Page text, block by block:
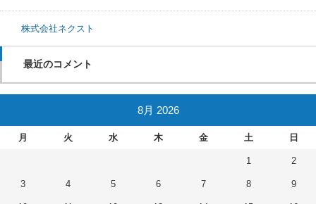
株式会社ネクスト
最近のコメント
8月 2026
月 火 水 木 金 土 日
1 2
3 4 5 6 7 8 9